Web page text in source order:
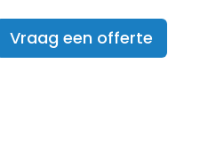
Vraag een offerte